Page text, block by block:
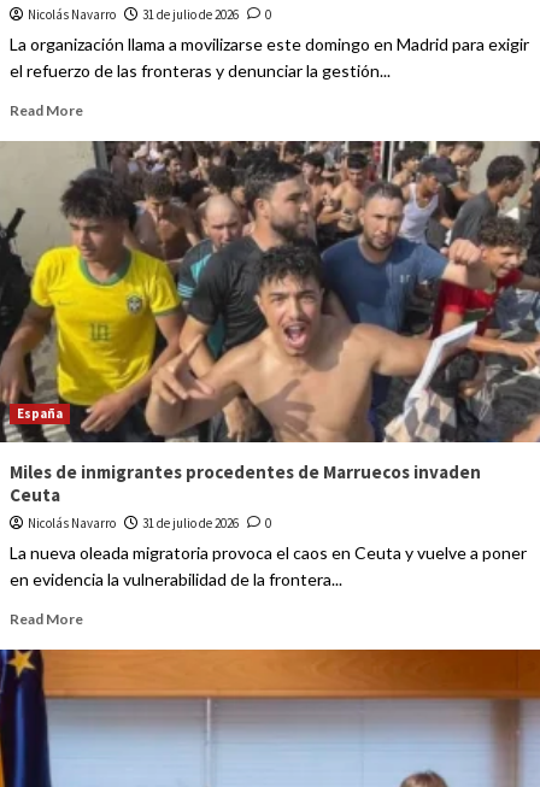
Nicolás Navarro 31 de julio de 2026 0
La organización llama a movilizarse este domingo en Madrid para exigir
el refuerzo de las fronteras y denunciar la gestión...
Read More
España
Miles de inmigrantes procedentes de Marruecos invaden
Ceuta
Nicolás Navarro 31 de julio de 2026 0
La nueva oleada migratoria provoca el caos en Ceuta y vuelve a poner
en evidencia la vulnerabilidad de la frontera...
Read More